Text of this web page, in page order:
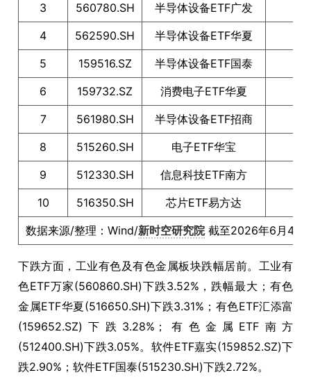
3
560780.SH 半导体设备ETF广发
4
562590.SH 半导体设备ETF华夏
5
159516.SZ 半导体设备ETF国泰
6
159732.SZ 消费电子ETF华夏
7
561980.SH 半导体设备ETF招商
8
515260.SH 电子ETF华宝
9
512330.SH 信息科技ETF南方
10
516350.SH 芯片ETF易方达
数据来源/整理：Wind/新时空研究院截至2026年6月4日
下跌方面，工业有色及有色金属板块跌幅居前。工业有
色ETF万家(560860.SH)下跌3.52%，跌幅最大；有色
金属ETF华夏(516650.SH)下跌3.31%；有色ETF汇添富
(159652.SZ)下跌3.28%；有色金属ETF南方
(512400.SH)下跌3.05%。软件ETF嘉实(159852.SZ)下
跌2.90%；软件ETF国泰(515230.SH)下跌2.72%。